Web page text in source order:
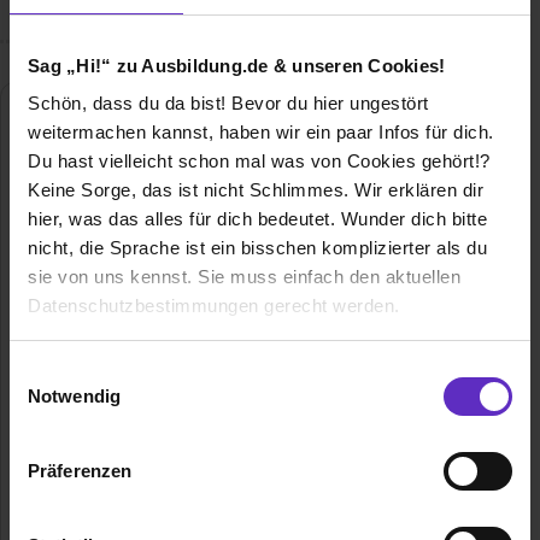
Sag „Hi!“ zu Ausbildung.de & unseren Cookies!
Schön, dass du da bist! Bevor du hier ungestört
weitermachen kannst, haben wir ein paar Infos für dich.
Du hast vielleicht schon mal was von Cookies gehört!?
Keine Sorge, das ist nicht Schlimmes. Wir erklären dir
hier, was das alles für dich bedeutet. Wunder dich bitte
nicht, die Sprache ist ein bisschen komplizierter als du
sie von uns kennst. Sie muss einfach den aktuellen
Datenschutzbestimmungen gerecht werden.
Benutzung der Webseite getroffenen Einstellungen zu
Notwendig
Präferenzen
Fritzmeier Gruppe
08095 - 60
Gründungsjahr 1926
Weltweit: 2.200